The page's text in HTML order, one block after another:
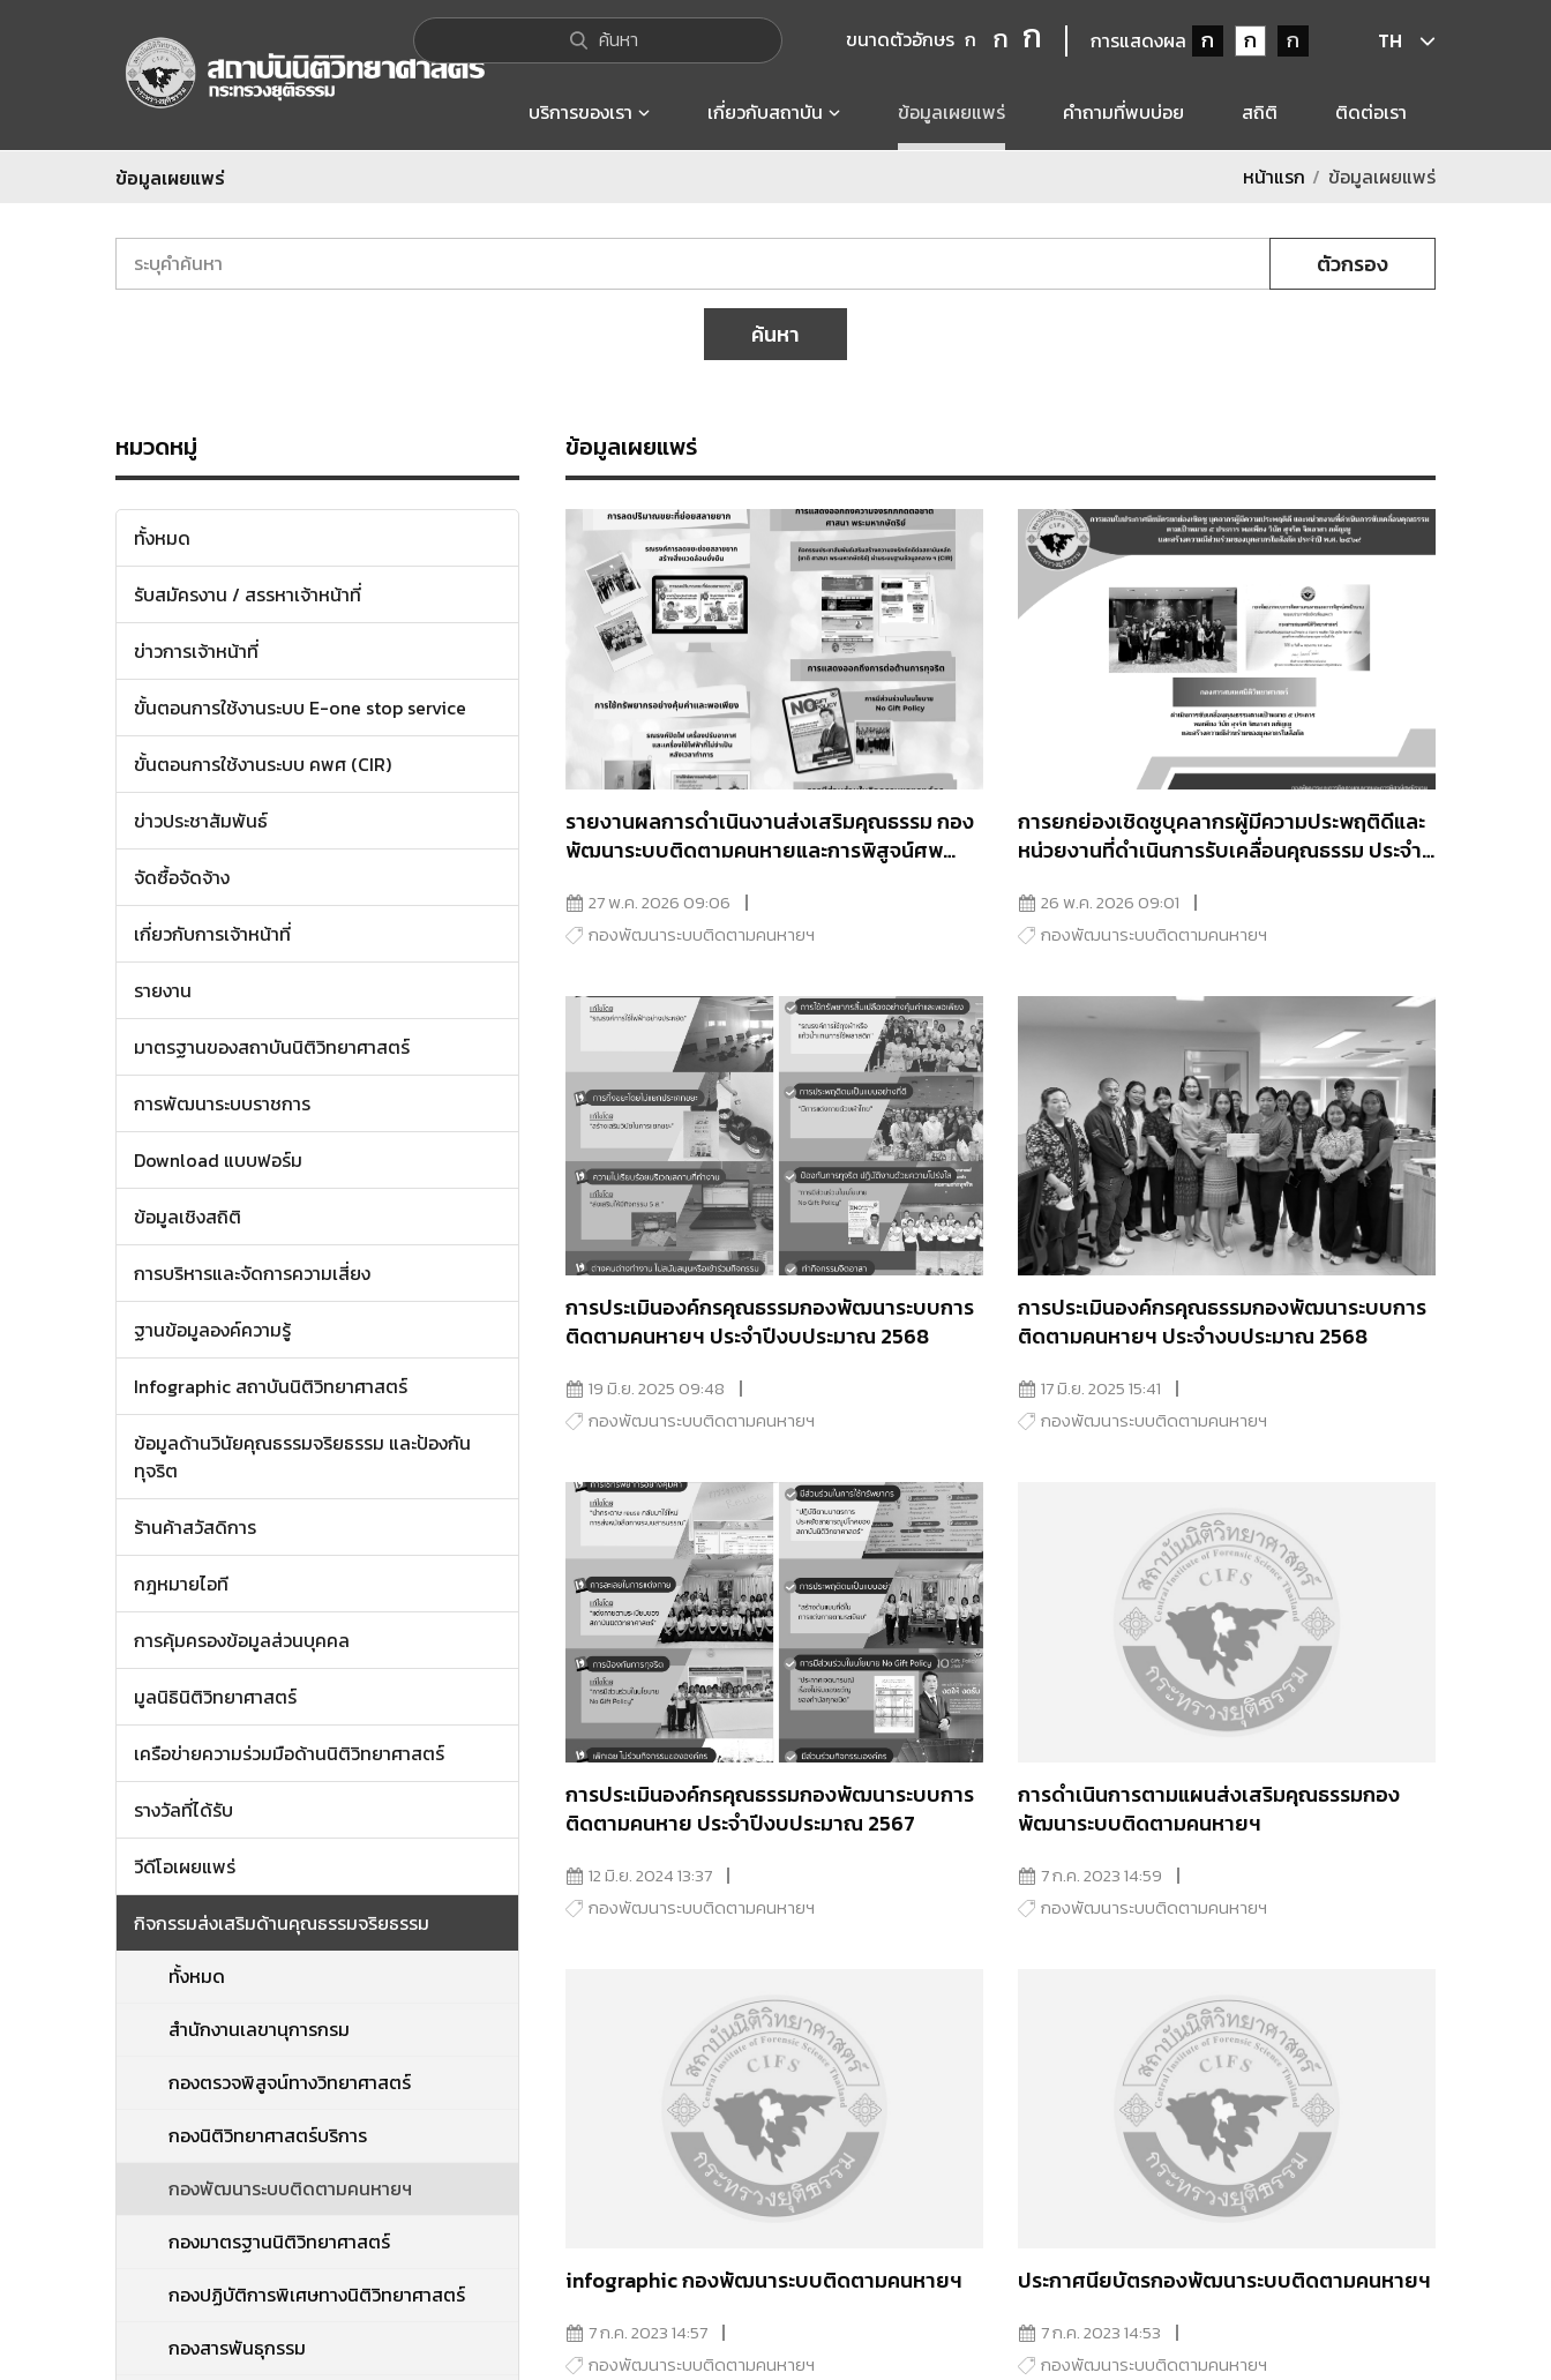
ค้นหา ขนาดตัวอักษร ก ก ก การแสดงผล ก ก ก TH
บริการของเรา เกี่ยวกับสถาบัน ข้อมูลเผยแพร่ คำถามที่พบบ่อย สถิติ ติดต่อเรา
ข้อมูลเผยแพร่ หน้าแรก ข้อมูลเผยแพร่
ตัวกรอง
ค้นหา
หมวดหมู่
ทั้งหมด
รับสมัครงาน / สรรหาเจ้าหน้าที่
ข่าวการเจ้าหน้าที่
ขั้นตอนการใช้งานระบบ E-one stop service
ขั้นตอนการใช้งานระบบ คพศ (CIR)
ข่าวประชาสัมพันธ์
จัดซื้อจัดจ้าง
เกี่ยวกับการเจ้าหน้าที่
รายงาน
มาตรฐานของสถาบันนิติวิทยาศาสตร์
การพัฒนาระบบราชการ
Download แบบฟอร์ม
ข้อมูลเชิงสถิติ
การบริหารและจัดการความเสี่ยง
ฐานข้อมูลองค์ความรู้
Infographic สถาบันนิติวิทยาศาสตร์
ข้อมูลด้านวินัยคุณธรรมจริยธรรม และป้องกัน
ทุจริต
ร้านค้าสวัสดิการ
กฎหมายไอที
การคุ้มครองข้อมูลส่วนบุคคล
มูลนิธินิติวิทยาศาสตร์
เครือข่ายความร่วมมือด้านนิติวิทยาศาสตร์
รางวัลที่ได้รับ
วีดีโอเผยแพร่
กิจกรรมส่งเสริมด้านคุณธรรมจริยธรรม
ทั้งหมด
สำนักงานเลขานุการกรม
กองตรวจพิสูจน์ทางวิทยาศาสตร์
กองนิติวิทยาศาสตร์บริการ
กองพัฒนาระบบติดตามคนหายฯ
กองมาตรฐานนิติวิทยาศาสตร์
กองปฏิบัติการพิเศษทางนิติวิทยาศาสตร์
กองสารพันธุกรรม
ข้อมูลเผยแพร่
รายงานผลการดำเนินงานส่งเสริมคุณธรรม กอง
พัฒนาระบบติดตามคนหายและการพิสูจน์ศพ
27 พ.ค. 2026 09:06
กองพัฒนาระบบติดตามคนหายฯ
การยกย่องเชิดชูบุคลากรผู้มีความประพฤติดีและ
หน่วยงานที่ดำเนินการรับเคลื่อนคุณธรรม ประจำปี
26 พ.ค. 2026 09:01
กองพัฒนาระบบติดตามคนหายฯ
การประเมินองค์กรคุณธรรมกองพัฒนาระบบการ
ติดตามคนหายฯ ประจำปีงบประมาณ 2568
19 มิ.ย. 2025 09:48
กองพัฒนาระบบติดตามคนหายฯ
การประเมินองค์กรคุณธรรมกองพัฒนาระบบการ
ติดตามคนหายฯ ประจำงบประมาณ 2568
17 มิ.ย. 2025 15:41
กองพัฒนาระบบติดตามคนหายฯ
การประเมินองค์กรคุณธรรมกองพัฒนาระบบการ
ติดตามคนหาย ประจำปีงบประมาณ 2567
12 มิ.ย. 2024 13:37
กองพัฒนาระบบติดตามคนหายฯ
การดำเนินการตามแผนส่งเสริมคุณธรรมกอง
พัฒนาระบบติดตามคนหายฯ
7 ก.ค. 2023 14:59
กองพัฒนาระบบติดตามคนหายฯ
infographic กองพัฒนาระบบติดตามคนหายฯ
7 ก.ค. 2023 14:57
กองพัฒนาระบบติดตามคนหายฯ
ประกาศนียบัตรกองพัฒนาระบบติดตามคนหายฯ
7 ก.ค. 2023 14:53
กองพัฒนาระบบติดตามคนหายฯ